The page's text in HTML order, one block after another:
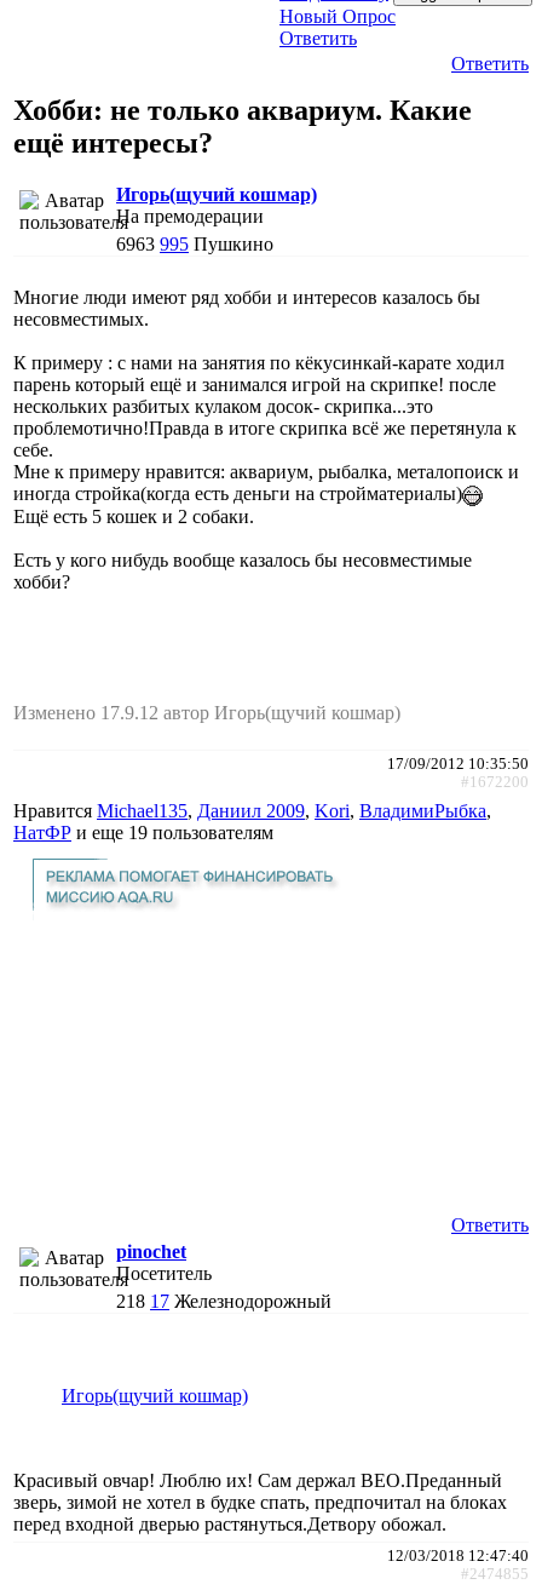
Новый Опрос
Ответить
Ответить
Хобби: не только аквариум. Какие
ещё интересы?
Игорь(щучий кошмар)
На премодерации
6963 995 Пушкино
Многие люди имеют ряд хобби и интересов казалось бы
несовместимых.
К примеру : с нами на занятия по кёкусинкай-карате ходил
парень который ещё и занимался игрой на скрипке! после
нескольких разбитых кулаком досок- скрипка...это
проблемотично!Правда в итоге скрипка всё же перетянула к
себе.
Мне к примеру нравится: аквариум, рыбалка, металопоиск и
иногда стройка(когда есть деньги на стройматериалы)
Ещё есть 5 кошек и 2 собаки.
Есть у кого нибудь вообще казалось бы несовместимые
хобби?
Изменено 17.9.12 автор Игорь(щучий кошмар)
17/09/2012 10:35:50
#1672200
Нравится Michael135, Даниил 2009, Kori, ВладимиРыбка,
НатФР и еще 19 пользователям
Ответить
pinochet
Посетитель
218 17 Железнодорожный
Игорь(щучий кошмар)
Красивый овчар! Люблю их! Сам держал ВЕО.Преданный
зверь, зимой не хотел в будке спать, предпочитал на блоках
перед входной дверью растянуться.Детвору обожал.
12/03/2018 12:47:40
#2474855